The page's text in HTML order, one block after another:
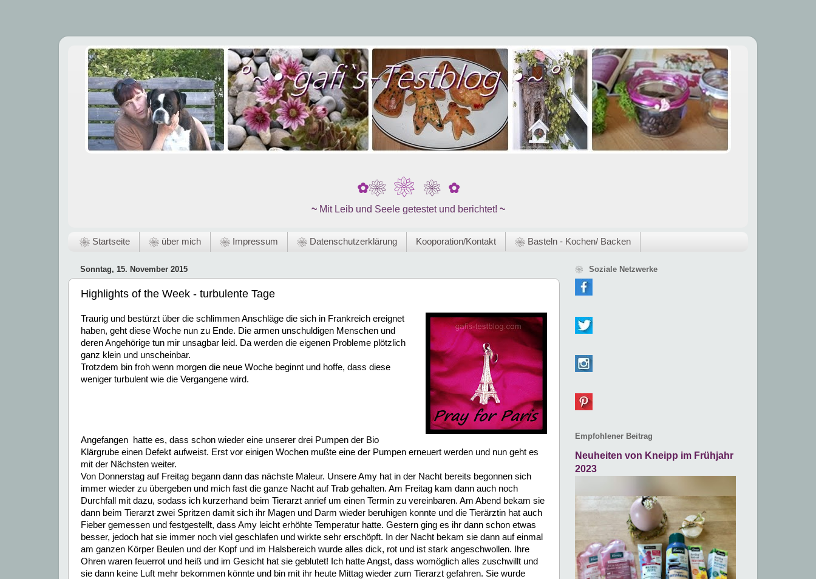
✿❀ ❀ ❀ ✿
~ Mit Leib und Seele getestet und berichtet! ~
❀ Startseite ❀ über mich ❀ Impressum ❀ Datenschutzerklärung Kooporation/Kontakt ❀ Basteln - Kochen/ Backen
Sonntag, 15. November 2015
Highlights of the Week - turbulente Tage
Traurig und bestürzt über die schlimmen Anschläge die sich in Frankreich ereignet
haben, geht diese Woche nun zu Ende. Die armen unschuldigen Menschen und
deren Angehörige tun mir unsagbar leid. Da werden die eigenen Probleme plötzlich
ganz klein und unscheinbar.
Trotzdem bin froh wenn morgen die neue Woche beginnt und hoffe, dass diese
weniger turbulent wie die Vergangene wird.
Angefangen hatte es, dass schon wieder eine unserer drei Pumpen der Bio
Klärgrube einen Defekt aufweist. Erst vor einigen Wochen mußte eine der Pumpen erneuert werden und nun geht es
mit der Nächsten weiter.
Von Donnerstag auf Freitag begann dann das nächste Maleur. Unsere Amy hat in der Nacht bereits begonnen sich
immer wieder zu übergeben und mich fast die ganze Nacht auf Trab gehalten. Am Freitag kam dann auch noch
Durchfall mit dazu, sodass ich kurzerhand beim Tierarzt anrief um einen Termin zu vereinbaren. Am Abend bekam sie
dann beim Tierarzt zwei Spritzen damit sich ihr Magen und Darm wieder beruhigen konnte und die Tierärztin hat auch
Fieber gemessen und festgestellt, dass Amy leicht erhöhte Temperatur hatte. Gestern ging es ihr dann schon etwas
besser, jedoch hat sie immer noch viel geschlafen und wirkte sehr erschöpft. In der Nacht bekam sie dann auf einmal
am ganzen Körper Beulen und der Kopf und im Halsbereich wurde alles dick, rot und ist stark angeschwollen.
Ihre
Ohren waren feuerrot und heiß und im Gesicht hat sie geblutet! Ich hatte Angst, dass womöglich alles zuschwillt und
sie dann keine Luft mehr bekommen könnte und bin mit ihr heute Mittag wieder zum Tierarzt gefahren. Sie wurde
❀ Soziale Netzwerke
Empfohlener Beitrag
Neuheiten von Kneipp im Frühjahr
2023